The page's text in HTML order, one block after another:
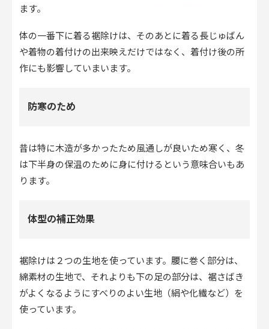
ます。
体の一番下に着る裾除けは、そのあとに着る長じゅばん
や着物の着付けの出来映えだけではなく、着付け後の所
作にも影響していまいます。
防寒のため
昔は特に木造が多かったため風通しが良いため寒く、冬
は下半身の保温のために身に付けるという意味合いもあ
ります。
体型の補正効果
裾除けは２つの生地を使っています。腰に巻く部分は、
綿素材の生地で、それよりも下の足の部分は、裾さばき
がよくなるようにすべりのよい生地（絹や化繊など）を
使っています。